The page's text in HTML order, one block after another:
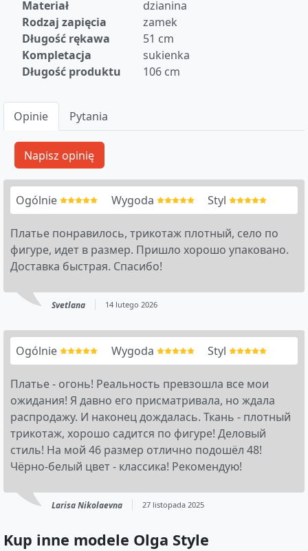
Materiał
dzianina
Rodzaj zapięcia
zamek
Długość rękawa
51 cm
Kompletacja
sukienka
Długość produktu
106 cm
Opinie Pytania
Ogólnie Wygoda Styl
Платье понравилось, трикотаж плотный, село по
фигуре, идет в размер. Пришло хорошо упаковано.
Доставка быстрая. Спасибо!
Svetlana 14 lutego 2026
Ogólnie Wygoda Styl
Платье - огонь! Реальность превзошла все мои
ожидания! Я давно его присматривала, но ждала
распродажу. И наконец дождалась. Ткань - плотный
трикотаж, хорошо садится по фигуре! Деловый
стиль! На мой 46 размер отлично подошёл 48!
Чёрно-белый цвет - классика! Рекомендую!
Larisa Nikolaevna 27 listopada 2025
Kup inne modele Olga Style